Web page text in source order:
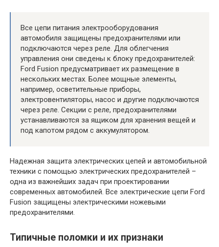
Все цепи питания электрооборудования
автомобиля защищены предохранителями или
подключаются через реле. Для облегчения
управления они сведены к блоку предохранителей:
Ford Fusion предусматривает их размещение в
нескольких местах. Более мощные элементы,
например, осветительные приборы,
электровентиляторы, насос и другие подключаются
через реле. Секции с реле, предохранителями
устанавливаются за ящиком для хранения вещей и
под капотом рядом с аккумулятором.
Надежная защита электрических цепей и автомобильной
техники с помощью электрических предохранителей –
одна из важнейших задач при проектировании
современных автомобилей. Все электрические цепи Ford
Fusion защищены электрическими ножевыми
предохранителями.
Типичные поломки и их признаки